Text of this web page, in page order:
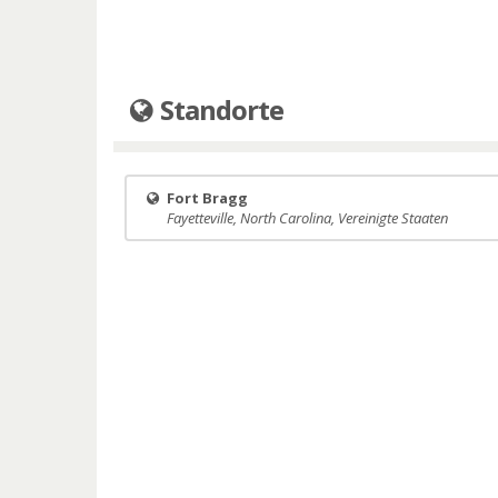
Standorte
Fort Bragg
Fayetteville, North Carolina, Vereinigte Staaten